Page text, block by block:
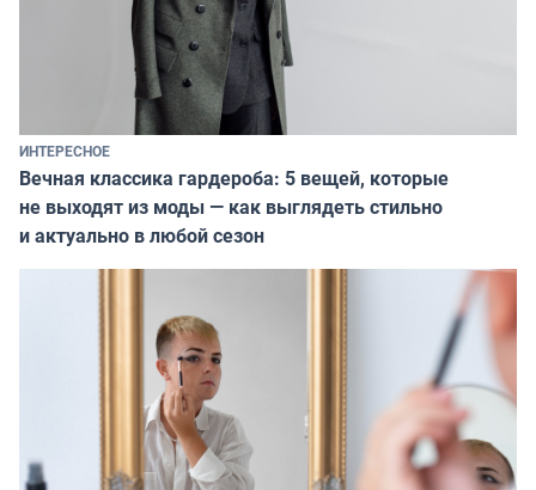
ИНТЕРЕСНОЕ
Вечная классика гардероба: 5 вещей, которые
не выходят из моды — как выглядеть стильно
и актуально в любой сезон